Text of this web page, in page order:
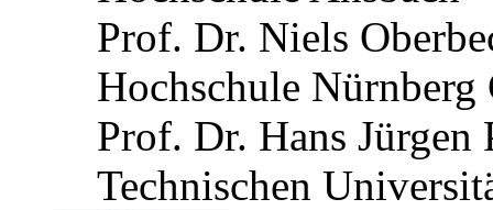
Prof. Dr. Niels
Hochschule
Prof. Dr. Hans Jürgen
Technischen